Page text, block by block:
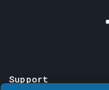
Support